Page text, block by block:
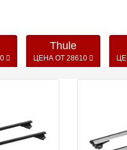
Thule
ЦЕНА ОТ 28610